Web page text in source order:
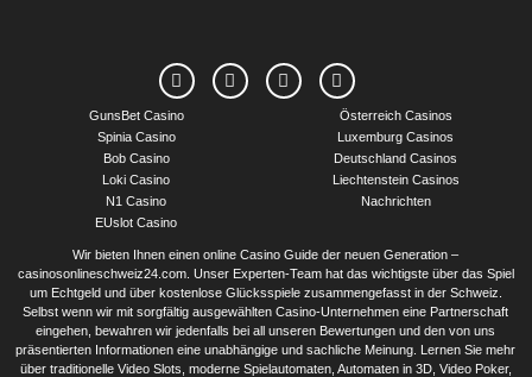
GunsBet Casino
Spinia Casino
Bob Casino
Loki Casino
N1 Casino
EUslot Casino
Österreich Casinos
Luxemburg Casinos
Deutschland Casinos
Liechtenstein Casinos
Nachrichten
Wir bieten Ihnen einen online Casino Guide der neuen Generation –
casinosonlineschweiz24.com. Unser Experten-Team hat das wichtigste über das Spiel
um Echtgeld und über kostenlose Glücksspiele zusammengefasst in der Schweiz.
Selbst wenn wir mit sorgfältig ausgewählten Casino-Unternehmen eine Partnerschaft
eingehen, bewahren wir jedenfalls bei all unseren Bewertungen und den von uns
präsentierten Informationen eine unabhängige und sachliche Meinung. Lernen Sie mehr
über traditionelle Video Slots, moderne Spielautomaten, Automaten in 3D, Video Poker,